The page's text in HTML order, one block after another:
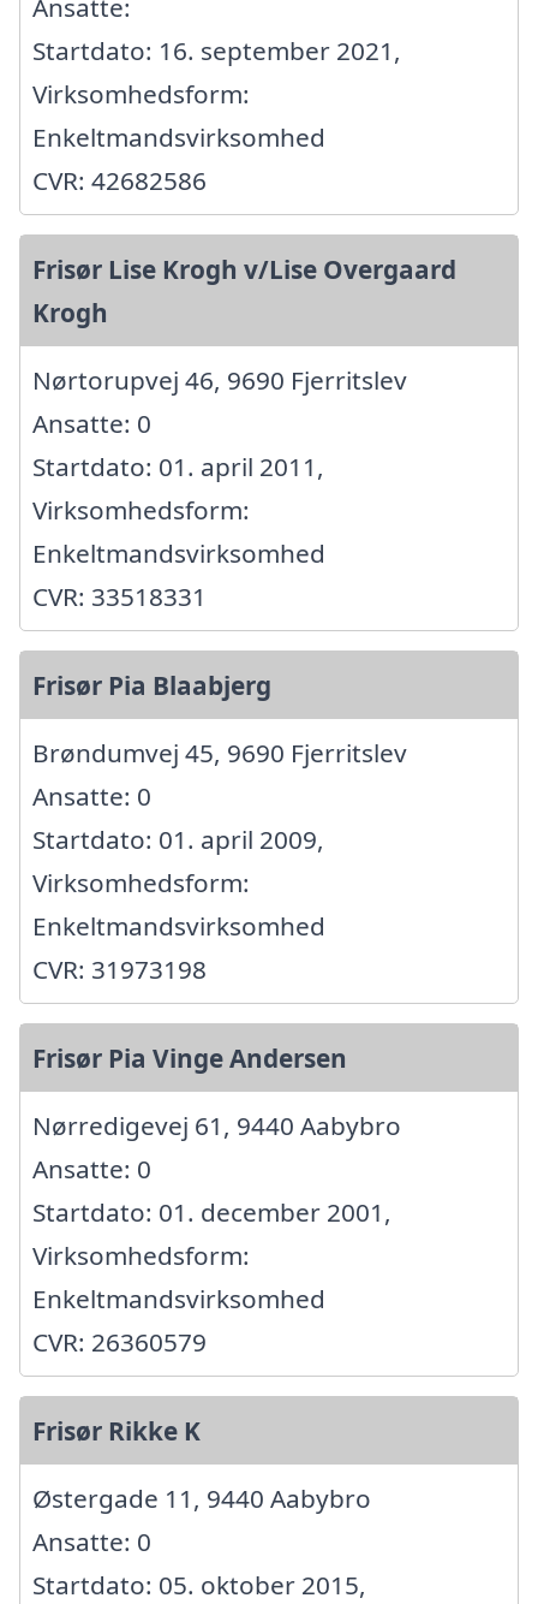
Ansatte:
Startdato: 16. september 2021,
Virksomhedsform:
Enkeltmandsvirksomhed
CVR: 42682586
Frisør Lise Krogh v/Lise Overgaard
Krogh
Nørtorupvej 46, 9690 Fjerritslev
Ansatte: 0
Startdato: 01. april 2011,
Virksomhedsform:
Enkeltmandsvirksomhed
CVR: 33518331
Frisør Pia Blaabjerg
Brøndumvej 45, 9690 Fjerritslev
Ansatte: 0
Startdato: 01. april 2009,
Virksomhedsform:
Enkeltmandsvirksomhed
CVR: 31973198
Frisør Pia Vinge Andersen
Nørredigevej 61, 9440 Aabybro
Ansatte: 0
Startdato: 01. december 2001,
Virksomhedsform:
Enkeltmandsvirksomhed
CVR: 26360579
Frisør Rikke K
Østergade 11, 9440 Aabybro
Ansatte: 0
Startdato: 05. oktober 2015,